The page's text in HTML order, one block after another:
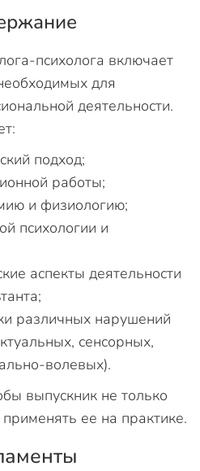
психолога включает
для
деятельности.
подход;
работы;
и физиологию;
психологии и
аспекты деятельности
различных нарушений
сенсорных,
волевых).
выпускник не только
ее на практике.